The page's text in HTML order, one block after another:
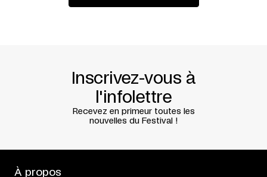
Inscrivez-vous à
l'infolettre
Recevez en primeur toutes les
nouvelles du Festival !
À propos